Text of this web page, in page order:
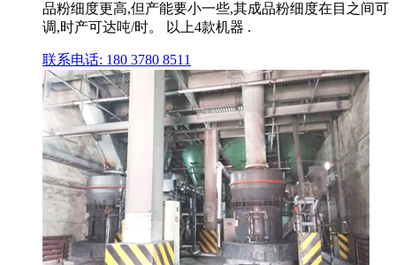
品粉细度更高,但产能要小一些,其成品粉细度在目之间可
调,时产可达吨/时。 以上4款机器 .
联系电话: 180 3780 8511